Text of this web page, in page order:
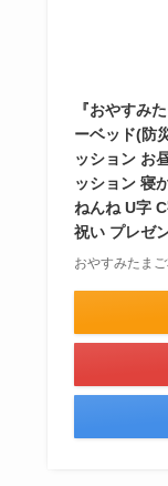
『おやすみ
ーベッド(防
ッション お
ッション 寝
ねんね U字
祝い プレゼ
おやすみたま